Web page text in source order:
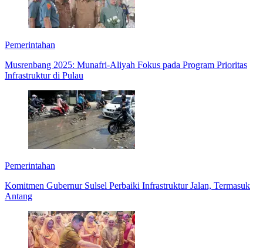
Pemerintahan
Musrenbang 2025: Munafri-Aliyah Fokus pada Program Prioritas
Infrastruktur di Pulau
Pemerintahan
Komitmen Gubernur Sulsel Perbaiki Infrastruktur Jalan, Termasuk
Antang